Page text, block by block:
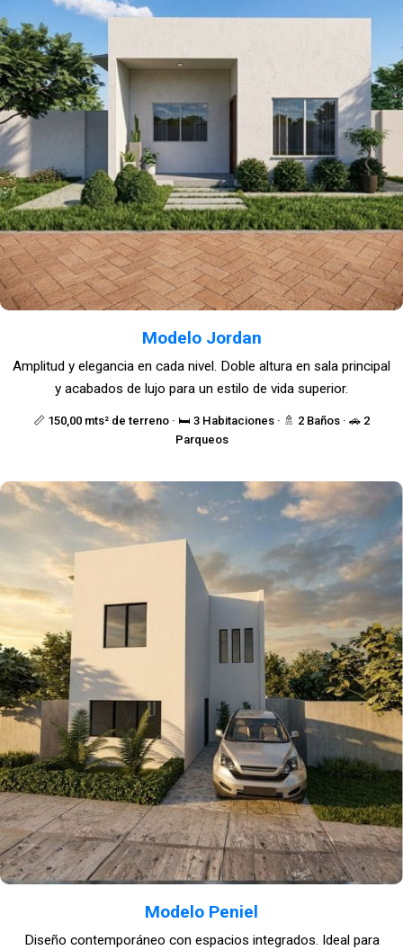
Modelo Jordan
📏 150,00 mts² de terreno · 🛏️ 3 Habitaciones · 🚿 2 Baños · 🚗 2
Parqueos
Amplitud y elegancia en cada nivel. Doble altura en sala principal
y acabados de lujo para un estilo de vida superior.
Modelo Peniel
Diseño contemporáneo con espacios integrados. Ideal para